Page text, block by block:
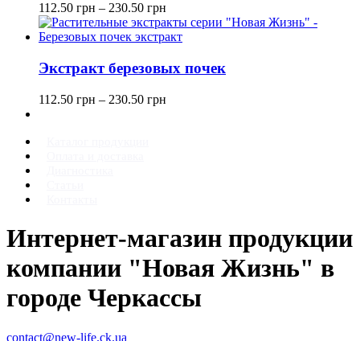
112.50 грн – 230.50 грн
Экстракт березовых почек
112.50 грн – 230.50 грн
Интернет-магазин продукции
компании "Новая Жизнь" в
городе Черкассы
contact@new-life.ck.ua